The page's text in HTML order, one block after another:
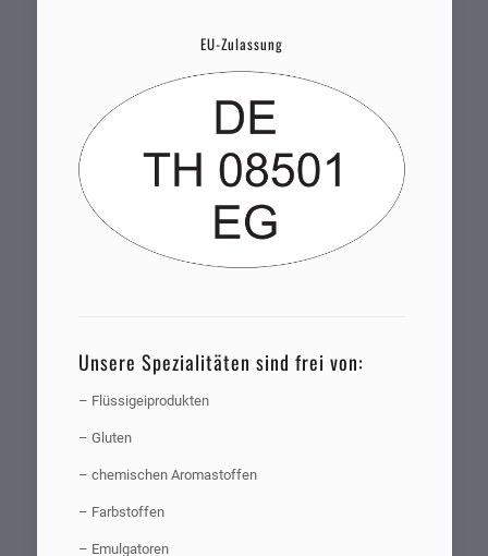
EU-Zulassung
Unsere Spezialitäten sind frei von:
– Flüssigeiprodukten
– Gluten
– chemischen Aromastoffen
– Farbstoffen
– Emulgatoren